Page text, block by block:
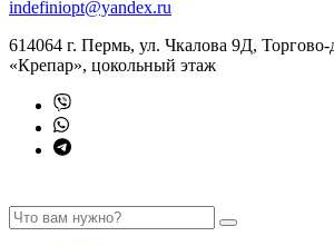
indefiniopt@yandex.ru
614064 г. Пермь, ул. Чкалова 9Д,
«Крепар», цокольный этаж